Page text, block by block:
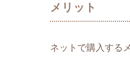
メリット
ネットで購入する